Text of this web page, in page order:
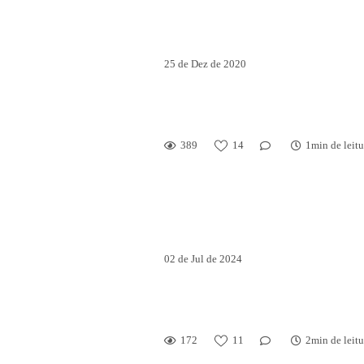
25 de Dez de 2020
389 14 1min de
02 de Jul de 2024
172 11 2min de